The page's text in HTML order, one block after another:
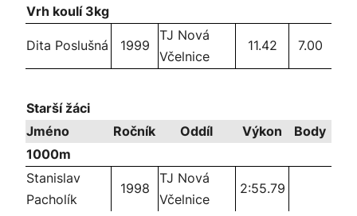
Vrh koulí 3kg
Dita Poslušná 1999
TJ Nová
Včelnice
11.42 7.00
Starší žáci
Jméno
Ročník Oddíl Výkon
Body
1000m
Stanislav
Pacholík
1998
TJ Nová
Včelnice
2:55.79